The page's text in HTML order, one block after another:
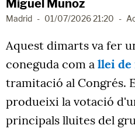
Miguel Muñoz
Madrid - 01/07/2026 21:20 -
Aquest dimarts va fer
coneguda com a llei de
tramitació al Congrés.
produeixi la votació
principals lluites del